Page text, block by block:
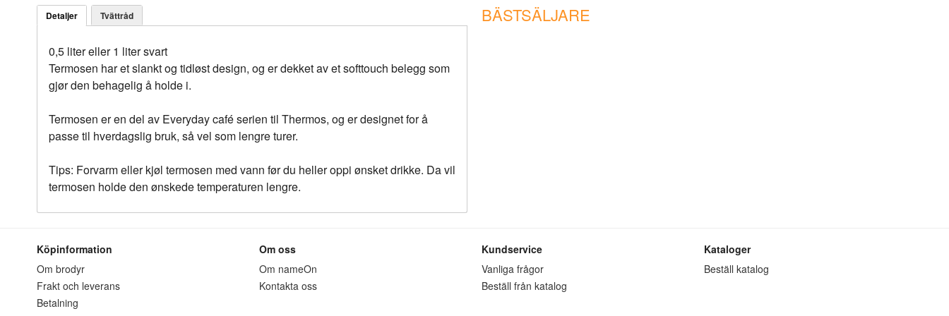
Detaljer Tvättråd
0,5 liter eller 1 liter svart
Termosen har et slankt og tidløst design, og er dekket av et softtouch belegg som
gjør den behagelig å holde i.
Termosen er en del av Everyday café serien til Thermos, og er designet for å
passe til hverdagslig bruk, så vel som lengre turer.
Tips: Forvarm eller kjøl termosen med vann før du heller oppi ønsket drikke. Da vil
termosen holde den ønskede temperaturen lengre.
BÄSTSÄLJARE
Köpinformation
Om brodyr
Frakt och leverans
Betalning
Om oss
Om nameOn
Kontakta oss
Kundservice
Vanliga frågor
Beställ från katalog
Kataloger
Beställ katalog